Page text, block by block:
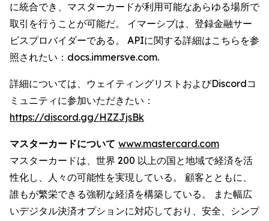
に統合でき、マスターカードが利用可能なあらゆる場所で
取引を行うことが可能だ。 イマーシブは、登録金融サー
ビスプロバイダーである。 APIに関する詳細はこちらを参
照されたい：docs.immersve.com.
詳細については、ウェイティングリストおよびDiscordコ
ミュニティに参加いただきたい：
https://discord.gg/HZZJjsBk
マスターカードについて www.mastercard.com
マスターカードは、世界 200 以上の国と地域で経済を活
性化し、人々の可能性を実現している。 顧客とともに、
誰もが繁栄できる強靭な経済を構築している。 また幅広
いデジタル決済オプションに対応しており、安全、シンプ